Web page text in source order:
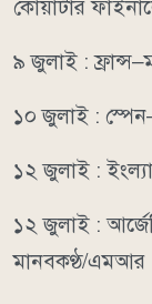
কোয়ার্টার
৯ জুলাই :
১০ জুলাই :
১২ জুলাই :
১২ জুলাই :
মানবকণ্ঠ/এমআর